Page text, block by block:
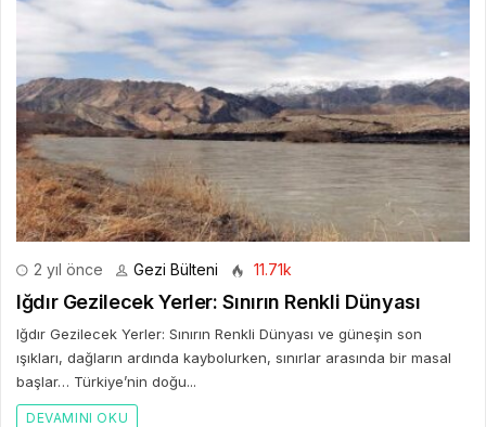
2 yıl önce Gezi Bülteni 11.71k
Iğdır Gezilecek Yerler: Sınırın Renkli Dünyası
Iğdır Gezilecek Yerler: Sınırın Renkli Dünyası ve güneşin son
ışıkları, dağların ardında kaybolurken, sınırlar arasında bir masal
başlar… Türkiye’nin doğu...
DEVAMINI OKU